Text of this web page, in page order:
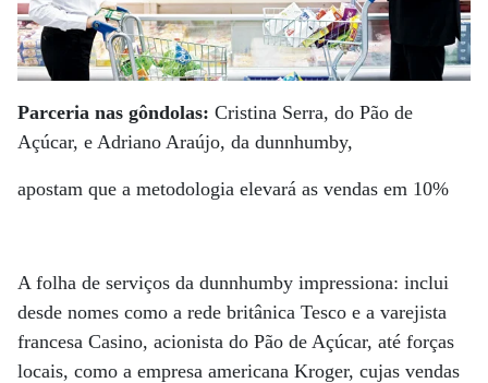
Parceria nas gôndolas: Cristina Serra, do Pão de
Açúcar, e Adriano Araújo, da dunnhumby,
apostam que a metodologia elevará as vendas em 10%
A folha de serviços da dunnhumby impressiona: inclui
desde nomes como a rede britânica Tesco e a varejista
francesa Casino, acionista do Pão de Açúcar, até forças
locais, como a empresa americana Kroger, cujas vendas